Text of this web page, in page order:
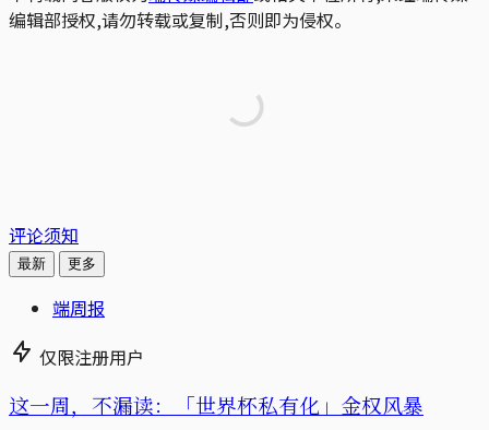
编辑部授权,请勿转载或复制,否则即为侵权。
评论须知
最新 更多
端周报
仅限注册用户
这一周，不漏读：「世界杯私有化」金权风暴